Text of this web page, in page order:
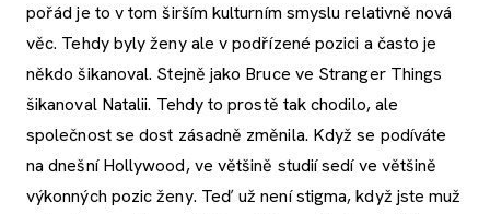
pořád je to v tom širším kulturním smyslu relativně nová
věc. Tehdy byly ženy ale v podřízené pozici a často je
někdo šikanoval. Stejně jako Bruce ve Stranger Things
šikanoval Natalii. Tehdy to prostě tak chodilo, ale
společnost se dost zásadně změnila. Když se podíváte
na dnešní Hollywood, ve většině studií sedí ve většině
výkonných pozic ženy. Teď už není stigma, když jste muž